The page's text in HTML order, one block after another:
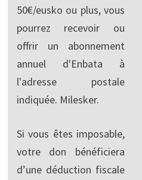
50€/eusko ou plus, vous
pourrez recevoir ou
offrir un abonnement
annuel d'Enbata à
l'adresse postale
indiquée. Milesker.
Si vous êtes imposable,
votre don bénéficiera
d’une déduction fiscale